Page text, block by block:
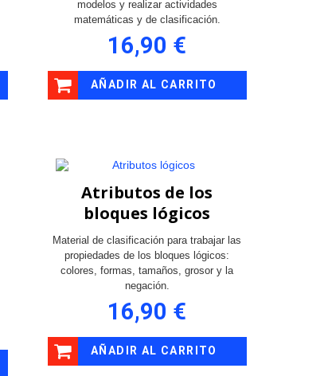
modelos y realizar actividades
matemáticas y de clasificación.
16,90 €
AÑADIR AL CARRITO
Atributos de los
bloques lógicos
Material de clasificación para trabajar las
propiedades de los bloques lógicos:
colores, formas, tamaños, grosor y la
negación.
16,90 €
AÑADIR AL CARRITO